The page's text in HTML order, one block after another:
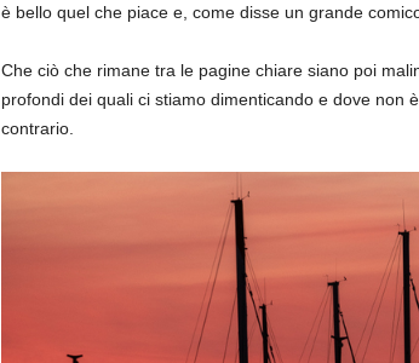
è bello quel che piace e, come disse un grande
Che ciò che rimane tra le pagine chiare siano poi
profondi dei quali ci stiamo dimenticando e dove non
contrario.